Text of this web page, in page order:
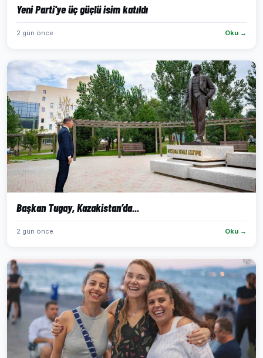
Yeni Parti'ye üç güçlü isim katıldı
2 gün önce Oku →
Başkan Tugay, Kazakistan’da...
2 gün önce Oku →